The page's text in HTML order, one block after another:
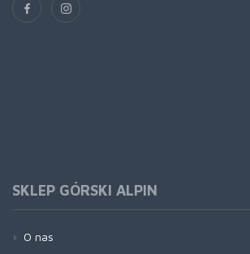
SKLEP GÓRSKI ALPIN
O nas